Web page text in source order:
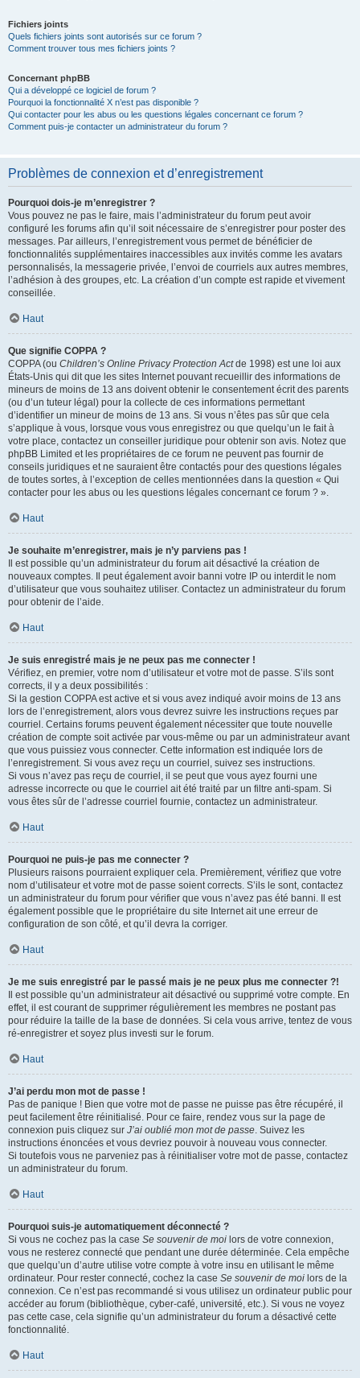
Fichiers joints
Quels fichiers joints sont autorisés sur ce forum ?
Comment trouver tous mes fichiers joints ?
Concernant phpBB
Qui a développé ce logiciel de forum ?
Pourquoi la fonctionnalité X n’est pas disponible ?
Qui contacter pour les abus ou les questions légales concernant ce forum ?
Comment puis-je contacter un administrateur du forum ?
Problèmes de connexion et d’enregistrement
Pourquoi dois-je m’enregistrer ?
Vous pouvez ne pas le faire, mais l’administrateur du forum peut avoir
configuré les forums afin qu’il soit nécessaire de s’enregistrer pour poster des
messages. Par ailleurs, l’enregistrement vous permet de bénéficier de
fonctionnalités supplémentaires inaccessibles aux invités comme les avatars
personnalisés, la messagerie privée, l’envoi de courriels aux autres membres,
l’adhésion à des groupes, etc. La création d’un compte est rapide et vivement
conseillée.
Haut
Que signifie COPPA ?
COPPA (ou Children’s Online Privacy Protection Actde 1998) est une loi aux
États-Unis qui dit que les sites Internet pouvant recueillir des informations de
mineurs de moins de 13 ans doivent obtenir le consentement écrit des parents
(ou d’un tuteur légal) pour la collecte de ces informations permettant
d’identifier un mineur de moins de 13 ans. Si vous n’êtes pas sûr que cela
s’applique à vous, lorsque vous vous enregistrez ou que quelqu’un le fait à
votre place, contactez un conseiller juridique pour obtenir son avis. Notez que
phpBB Limited et les propriétaires de ce forum ne peuvent pas fournir de
conseils juridiques et ne sauraient être contactés pour des questions légales
de toutes sortes, à l’exception de celles mentionnées dans la question « Qui
contacter pour les abus ou les questions légales concernant ce forum ? ».
Haut
Je souhaite m’enregistrer, mais je n’y parviens pas !
Il est possible qu’un administrateur du forum ait désactivé la création de
nouveaux comptes. Il peut également avoir banni votre IP ou interdit le nom
d’utilisateur que vous souhaitez utiliser. Contactez un administrateur du forum
pour obtenir de l’aide.
Haut
Je suis enregistré mais je ne peux pas me connecter !
Vérifiez, en premier, votre nom d’utilisateur et votre mot de passe. S’ils sont
corrects, il y a deux possibilités :
Si la gestion COPPA est active et si vous avez indiqué avoir moins de 13 ans
lors de l’enregistrement, alors vous devrez suivre les instructions reçues par
courriel. Certains forums peuvent également nécessiter que toute nouvelle
création de compte soit activée par vous-même ou par un administrateur avant
que vous puissiez vous connecter. Cette information est indiquée lors de
l’enregistrement. Si vous avez reçu un courriel, suivez ses instructions.
Si vous n’avez pas reçu de courriel, il se peut que vous ayez fourni une
adresse incorrecte ou que le courriel ait été traité par un filtre anti-spam. Si
vous êtes sûr de l’adresse courriel fournie, contactez un administrateur.
Haut
Pourquoi ne puis-je pas me connecter ?
Plusieurs raisons pourraient expliquer cela. Premièrement, vérifiez que votre
nom d’utilisateur et votre mot de passe soient corrects. S’ils le sont, contactez
un administrateur du forum pour vérifier que vous n’avez pas été banni. Il est
également possible que le propriétaire du site Internet ait une erreur de
configuration de son côté, et qu’il devra la corriger.
Haut
Je me suis enregistré par le passé mais je ne peux plus me connecter ?!
Il est possible qu’un administrateur ait désactivé ou supprimé votre compte. En
effet, il est courant de supprimer régulièrement les membres ne postant pas
pour réduire la taille de la base de données. Si cela vous arrive, tentez de vous
ré-enregistrer et soyez plus investi sur le forum.
Haut
J’ai perdu mon mot de passe !
Pas de panique ! Bien que votre mot de passe ne puisse pas être récupéré, il
peut facilement être réinitialisé. Pour ce faire, rendez vous sur la page de
connexion puis cliquez sur J’ai oublié mon mot de passe. Suivez les
instructions énoncées et vous devriez pouvoir à nouveau vous connecter.
Si toutefois vous ne parveniez pas à réinitialiser votre mot de passe, contactez
un administrateur du forum.
Haut
Pourquoi suis-je automatiquement déconnecté ?
Si vous ne cochez pas la case Se souvenir de moi lors de votre connexion,
vous ne resterez connecté que pendant une durée déterminée. Cela empêche
que quelqu’un d’autre utilise votre compte à votre insu en utilisant le même
ordinateur. Pour rester connecté, cochez la case Se souvenir de moi lors de la
connexion. Ce n’est pas recommandé si vous utilisez un ordinateur public pour
accéder au forum (bibliothèque, cyber-café, université, etc.). Si vous ne voyez
pas cette case, cela signifie qu’un administrateur du forum a désactivé cette
fonctionnalité.
Haut